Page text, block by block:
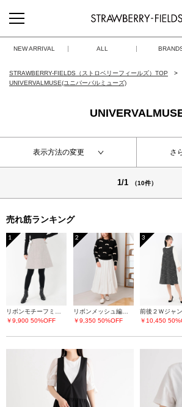
NEW ARRIVAL ALL
STRAWBERRY-FIELDS（ストロベリーフィールズ）TOP
UNIVERVALMUSE(ユニバーバルミューズ)
表示方法の変更 さ
1/1 （10件）
売れ筋ランキング
1
リボンモチーフミニスカート
￥9,900 50%OFF
2
リボンメッシュ編ニット
￥9,350 50%OFF
3
￥10,450